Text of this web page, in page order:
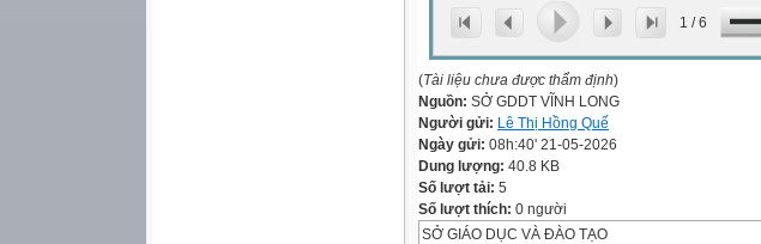
1 /6
(Tài liệu chưa được thẩm định)
Nguồn: SỞ GDDT VĨNH LONG
Người gửi: Lê Thị Hồng Quế
Ngày gửi: 08h:40' 21-05-2026
Dung lượng: 40.8 KB
Số lượt tải: 5
Số lượt thích: 0 người
SỞ GIÁO DỤC VÀ ĐÀO TẠO